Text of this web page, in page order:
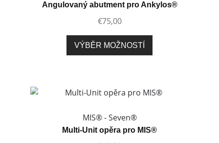
Angulovaný abutment pro Ankylos®
€75,00
VÝBĚR MOŽNOSTÍ
produkt
variant.
vybrat
MIS® - Seven®
Multi-Unit opěra pro MIS®